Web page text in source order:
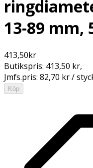
13-89 mm,
413,50kr
Butikspris: 413,50 kr,
Jmfs.pris: 82,70 kr /
Köp